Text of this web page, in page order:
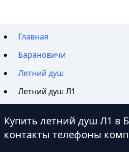
Главная
Барановичи
Летний душ
Летний душ Л1
Купить летний душ Л1 в
контакты телефоны